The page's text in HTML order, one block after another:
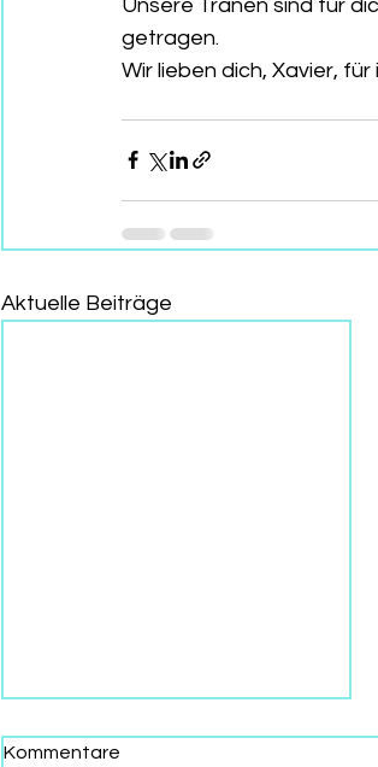
Unsere Tränen sind für
getragen.
Wir lieben dich, Xavier,
Aktuelle Beiträge
Kommentare